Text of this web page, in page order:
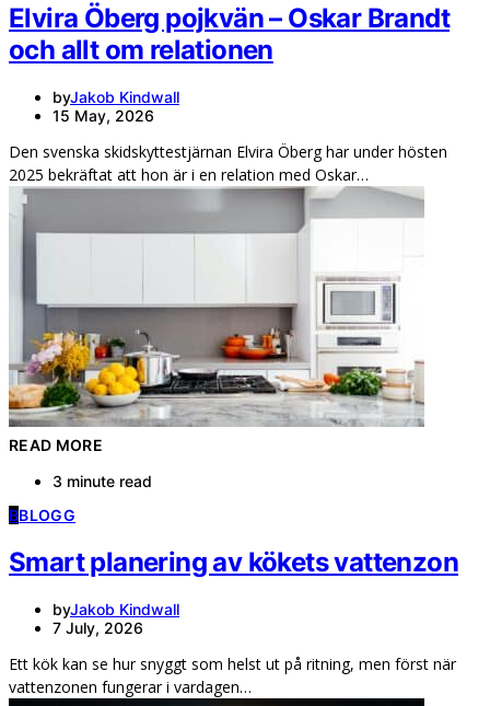
Elvira Öberg pojkvän – Oskar Brandt
och allt om relationen
byJakob Kindwall
15 May, 2026
Den svenska skidskyttestjärnan Elvira Öberg har under hösten
2025 bekräftat att hon är i en relation med Oskar…
READ MORE
3 minute read
BBLOGG
Smart planering av kökets vattenzon
byJakob Kindwall
7 July, 2026
Ett kök kan se hur snyggt som helst ut på ritning, men först när
vattenzonen fungerar i vardagen…